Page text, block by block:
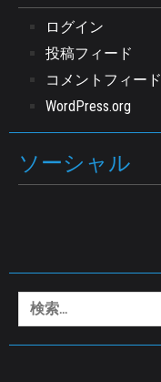
ログイン
投稿フィード
コメントフィード
WordPress.org
ソーシャル
索: